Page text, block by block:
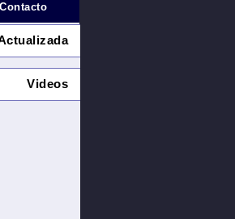
Contacto
Videos